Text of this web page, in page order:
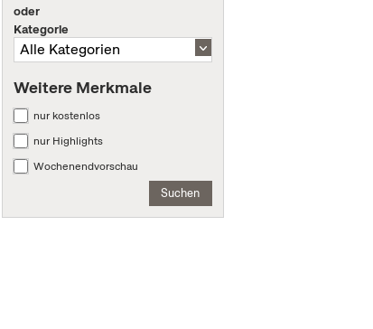
oder
Kategorie
Weitere Merkmale
nur kostenlos
nur Highlights
Wochenendvorschau
Suchen